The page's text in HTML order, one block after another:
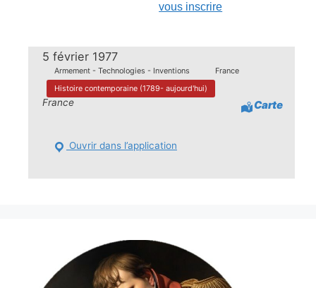
vous inscrire
5 février 1977
Armement - Technologies - Inventions
France
Histoire contemporaine (1789- aujourd'hui)
France Carte
Ouvrir dans l’application